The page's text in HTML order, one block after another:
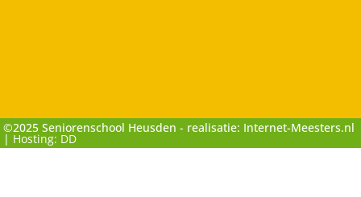
©2025 Seniorenschool Heusden - realisatie: Internet-Meesters.nl
| Hosting: DD